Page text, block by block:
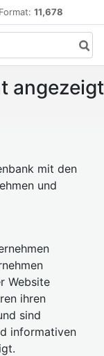
11,678
angezeigt
mit den
und
Website
ihren
sind
informativen